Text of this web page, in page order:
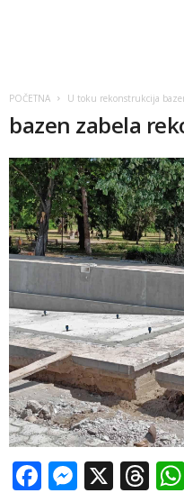
POČETNA U toku rekonstrukcija
bazen zabela
Facebook
X